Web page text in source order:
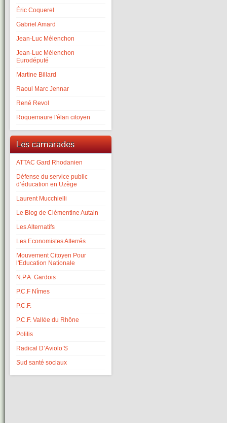
Éric Coquerel
Gabriel Amard
Jean-Luc Mélenchon
Jean-Luc Mélenchon
Eurodéputé
Martine Billard
Raoul Marc Jennar
René Revol
Roquemaure l'élan citoyen
Les camarades
ATTAC Gard Rhodanien
Défense du service public
d’éducation en Uzège
Laurent Mucchielli
Le Blog de Clémentine Autain
Les Alternatifs
Les Economistes Atterrés
Mouvement Citoyen Pour
l'Education Nationale
N.P.A. Gardois
P.C.F Nîmes
P.C.F.
P.C.F. Vallée du Rhône
Politis
Radical D’Aviolo’S
Sud santé sociaux